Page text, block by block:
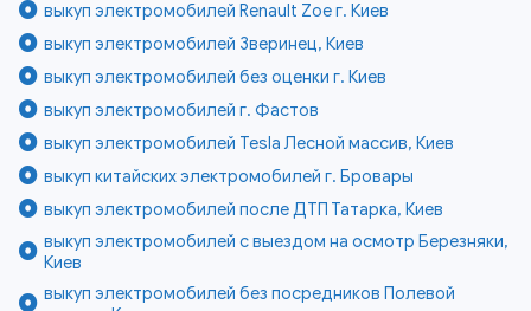
выкуп электромобилей Renault Zoe г. Киев
выкуп электромобилей Зверинец, Киев
выкуп электромобилей без оценки г. Киев
выкуп электромобилей г. Фастов
выкуп электромобилей Tesla Лесной массив, Киев
выкуп китайских электромобилей г. Бровары
выкуп электромобилей после ДТП Татарка, Киев
выкуп электромобилей с выездом на осмотр Березняки,
Киев
выкуп электромобилей без посредников Полевой